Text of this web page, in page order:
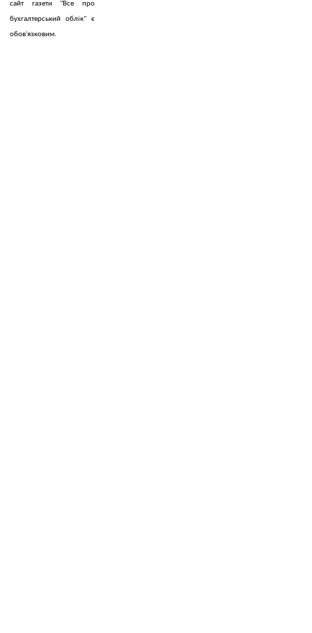
сайт газети "Все про
бухгалтерський облік" є
обов'язковим.